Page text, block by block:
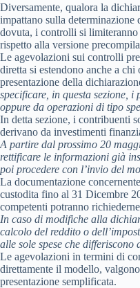
Diversamente, qualora la
impattano sulla
dovuta, i controlli si
rispetto alla versione
Le agevolazioni sui controlli
diretta si estendono anche a
presentazione della
specificare, in questa sezione,
oppure da operazioni di tipo
In detta sezione, i contribuenti
derivano da investimenti
A partire dal prossimo 20
rettificare le informazioni già
poi procedere con l’invio del
La documentazione
custodita fino al 31 Dicembre
competenti potranno
In caso di modifiche alla
calcolo del reddito o
alle sole spese che
Le agevolazioni in termini di
direttamente il modello,
presentazione semplificata.